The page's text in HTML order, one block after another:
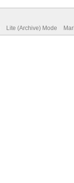
Lite (Archive) Mode